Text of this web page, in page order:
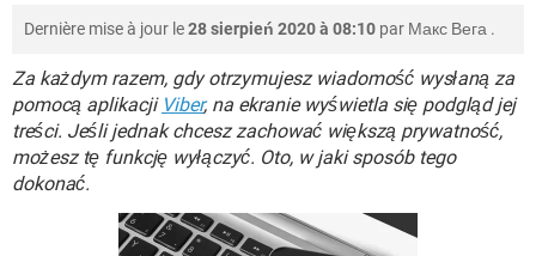
INSTAGRAM FACEBOOK
WINDOWS 10
INSTAGRAM FACEBOOK
WINDOWS 10
COVID-19 TIKTOK
GRY WHATSAPP
SPOTIFY NETFLIX
INSTAGRAM FACEBOOK
WINDOWS 10
COVID-19 TIKTOK
GRY WHATSAPP
SPOTIFY
FACEBOOK
Dernière mise à jour le28 sierpień 2020 à 08:10 par Макс Вега .
Za każdym razem, gdy otrzymujesz wiadomość wysłaną za
pomocą aplikacji Viber, na ekranie wyświetla się podgląd jej
treści. Jeśli jednak chcesz zachować większą prywatność,
możesz tę funkcję wyłączyć. Oto, w jaki sposób tego
dokonać.